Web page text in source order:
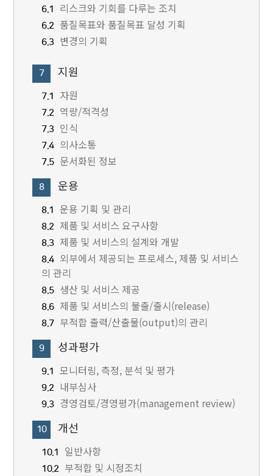
6.1 리스크와 기회를 다루는 조치
6.2 품질목표와 품질목표 달성 기획
6.3 변경의 기획
7 지원
7.1 자원
7.2 역량/적격성
7.3 인식
7.4 의사소통
7.5 문서화된 정보
8 운용
8.1 운용 기획 및 관리
8.2 제품 및 서비스 요구사항
8.3 제품 및 서비스의 설계와 개발
8.4
외부에서 제공되는 프로세스, 제품 및 서비스
의 관리
8.5 생산 및 서비스 제공
8.6 제품 및 서비스의 불출/출시(release)
8.7 부적합 출력/산출물(output)의 관리
9 성과평가
9.1 모니터링, 측정, 분석 및 평가
9.2 내부심사
9.3 경영검토/경영평가(management review)
10 개선
10.1 일반사항
10.2 부적합 및 시정조치